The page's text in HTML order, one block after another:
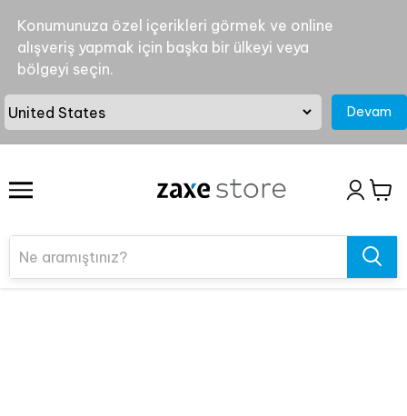
Konumunuza özel içerikleri görmek ve online
alışveriş yapmak için başka bir ülkeyi veya
bölgeyi seçin.
Devam